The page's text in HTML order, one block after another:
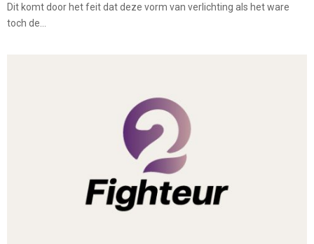
Dit komt door het feit dat deze vorm van verlichting als het ware
toch de...